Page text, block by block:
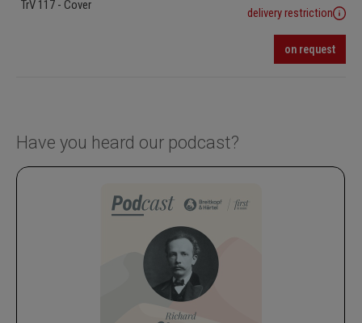
delivery restriction
on request
Have you heard our podcast?